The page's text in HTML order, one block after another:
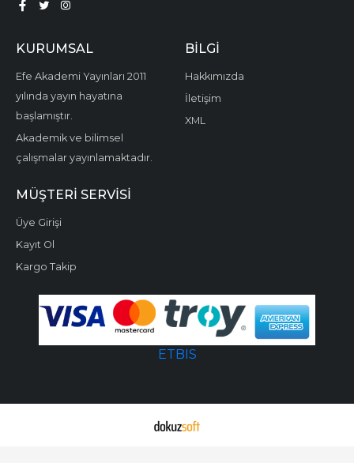
KURUMSAL
Efe Akademi Yayınları 2011
yılında yayın hayatına
başlamıştır.
Akademik ve bilimsel
çalışmalar yayınlamaktadır.
BILGI
Hakkımızda
İletişim
XML
MÜŞTERI SERVISI
Üye Girişi
Kayıt Ol
Kargo Takip
ETBIS